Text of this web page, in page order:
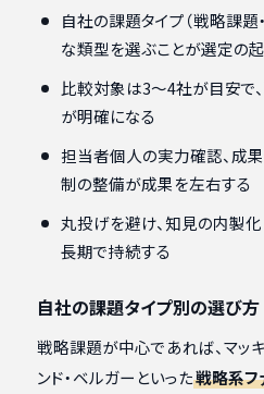
自社の課題タイプ（戦略課題
な類型を選ぶことが選定の
比較対象は3〜4社が目安で
が明確になる
担当者個人の実力確認、成
制の整備が成果を左右する
丸投げを避け、知見の内製
長期で持続する
自社の課題タイプ別の選び方
戦略課題が中心であれば、マッキ
ンド・ベルガーといった戦略系フ